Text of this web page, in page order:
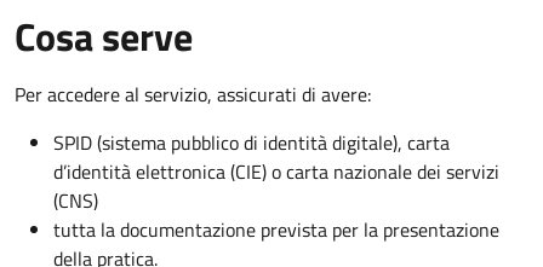
Cosa serve
Per accedere al servizio, assicurati di avere:
SPID (sistema pubblico di identità digitale), carta
d’identità elettronica (CIE) o carta nazionale dei servizi
(CNS)
tutta la documentazione prevista per la presentazione
della pratica.